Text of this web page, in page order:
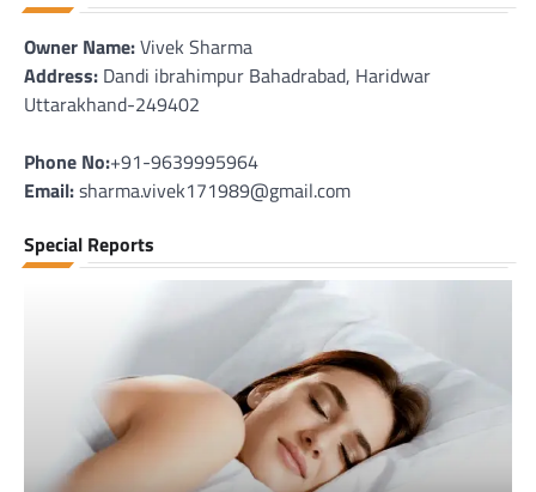
Owner Name:Vivek Sharma
Address: Dandi ibrahimpur Bahadrabad, Haridwar
Uttarakhand-249402
Phone No:+91-9639995964
Email:sharma.vivek171989@gmail.com
Special Reports